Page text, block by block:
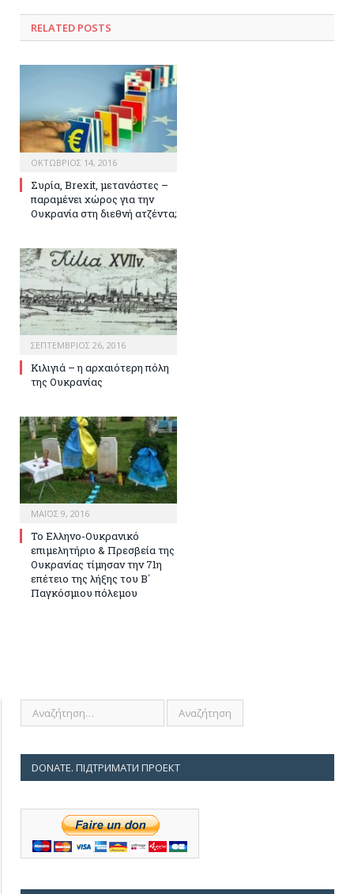
RELATED POSTS
ΟΚΤΏΒΡΙΟΣ 14, 2016
Συρία, Brexit, μετανάστες –
παραμένει χώρος για την
Ουκρανία στη διεθνή ατζέντα;
ΣΕΠΤΈΜΒΡΙΟΣ 26, 2016
Κιλιγιά – η αρχαιότερη πόλη
της Ουκρανίας
ΜΆΙΟΣ 9, 2016
Το Ελληνο-Ουκρανικό
επιμελητήριο & Πρεσβεία της
Ουκρανίας τίμησαν την 71η
επέτειο της λήξης του Β΄
Παγκόσμιου πόλεμου
DONATE. ПІДТРИМАТИ ПРОЕКТ